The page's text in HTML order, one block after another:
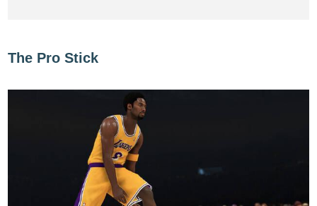
The Pro Stick